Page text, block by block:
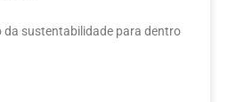
da sustentabilidade para dentro